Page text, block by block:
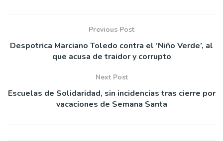
Previous Post
Despotrica Marciano Toledo contra el ‘Niño Verde’, al
que acusa de traidor y corrupto
Next Post
Escuelas de Solidaridad, sin incidencias tras cierre por
vacaciones de Semana Santa